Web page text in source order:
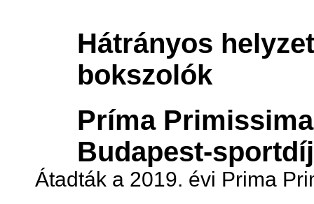
Hátrányos
bokszolók
Príma
Budapest-
Átadták a 2019. évi Prima